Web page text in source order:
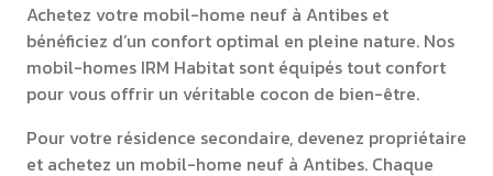
Achetez votre mobil-home neuf à Antibes et
bénéficiez d’un confort optimal en pleine nature. Nos
mobil-homes IRM Habitat sont équipés tout confort
pour vous offrir un véritable cocon de bien-être.
Pour votre résidence secondaire, devenez propriétaire
et achetez un mobil-home neuf à Antibes. Chaque